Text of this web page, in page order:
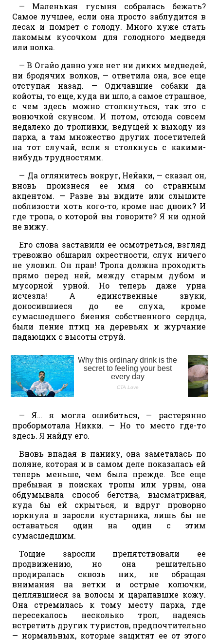
— Маленькая гусыня собралась бежать?
Самое лучшее, если она просто заблудится в
лесах и помрет с голоду. Много хуже стать
лакомым кусочком для голодного медведя
или волка.
— В Огайо давно уже нет ни диких медведей,
ни бродячих волков, — ответила она, все еще
отступая назад. — Одичавшие собаки да
койоты, то еще, куда ни шло, а самое страшное,
с чем здесь можно столкнуться, так это с
вонючкой скунсом. И потом, отсюда совсем
недалеко до тропинки, ведущей к выходу из
парка, а там множество других посетителей
на тот случай, если я столкнусь с какими-
нибудь трудностями.
— Да оглянитесь вокруг, Нейаки, — сказал он,
вновь произнеся ее имя со странным
акцентом. — Разве вы видите или слышите
поблизости хоть кого-то, кроме нас двоих? И
где тропа, о которой вы говорите? Я ни одной
не вижу.
Его слова заставили ее осмотреться, взгляд
тревожно обшарил окрестности, слух ничего
не уловил. Он прав! Тропа должна проходить
прямо перед ней, между старым дубом и
мусорной урной. Но теперь даже урна
исчезла! А единственные звуки,
доносившиеся до ее слуха, кроме
сумасшедшего биения собственного сердца,
были пение птиц на деревьях и журчание
падающих с высоты струй.
— Я… я могла ошибиться, — растерянно
пробормотала Никки. — Но то место где-то
здесь. Я найду его.
Вновь впадая в панику, она заметалась по
поляне, которая и в самом деле показалась ей
теперь меньше, чем была прежде. Все еще
пребывая в поисках тропы или урны, она
обдумывала способ бегства, высматривая,
куда бы ей скрыться, и вдруг проворно
юркнула в заросли кустарника, лишь бы не
оставаться один на один с этим
сумасшедшим.
Тощие заросли препятствовали ее
продвижению, но она решительно
продиралась сквозь них, не обращая
внимания на ветки и острые колючки,
цеплявшиеся за волосы и царапавшие кожу.
Она стремилась к тому месту парка, где
пересекалось несколько троп, надеясь
встретить других туристов, предпочтительно
— нормальных, которые защитят ее от этого